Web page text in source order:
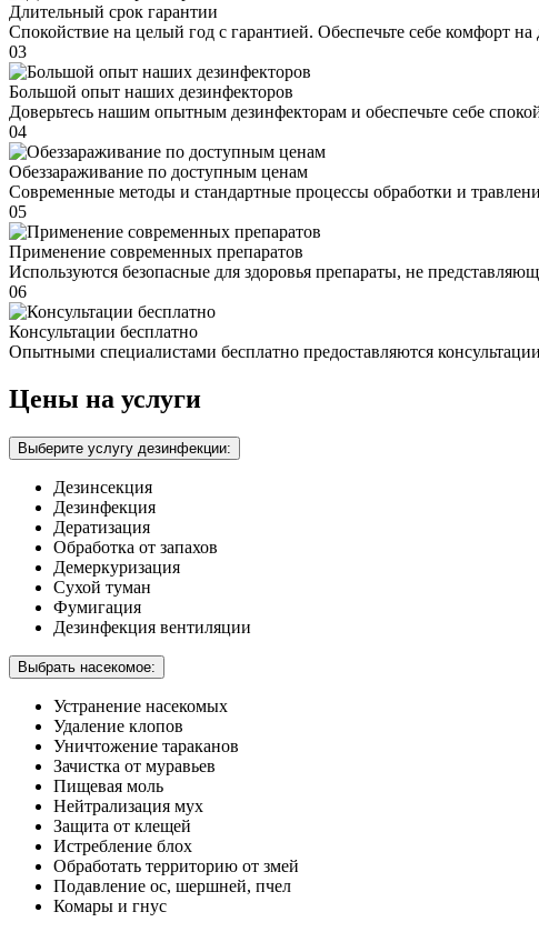
Длительный срок гарантии
Спокойствие на целый год с гарантией. Обеспечьте себе комфорт на
03
Большой опыт наших дезинфекторов
Доверьтесь нашим опытным дезинфекторам и обеспечьте себе
04
Обеззараживание по доступным ценам
Современные методы и стандартные процессы обработки и
05
Применение современных препаратов
Используются безопасные для здоровья препараты, не
06
Консультации бесплатно
Опытными специалистами бесплатно предоставляются консультации
Цены на услуги
Выберите услугу дезинфекции:
Дезинсекция
Дезинфекция
Дератизация
Обработка от запахов
Демеркуризация
Сухой туман
Фумигация
Дезинфекция вентиляции
Выбрать насекомое:
Устранение насекомых
Удаление клопов
Уничтожение тараканов
Зачистка от муравьев
Пищевая моль
Нейтрализация мух
Защита от клещей
Истребление блох
Обработать территорию от змей
Подавление ос, шершней, пчел
Комары и гнус